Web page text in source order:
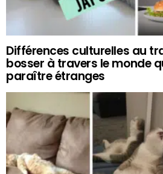
Différences culturelles au
bosser à travers le monde
paraître étranges